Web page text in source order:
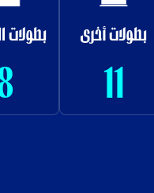
بطولات أخرى
11
بطولات